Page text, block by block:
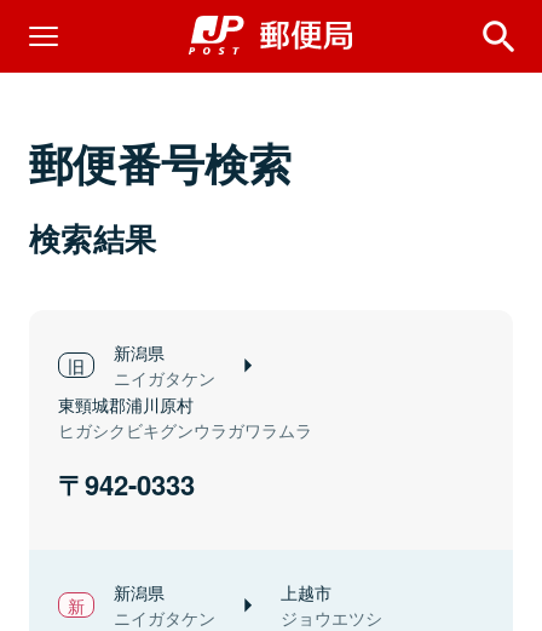
郵便番号検索
検索結果
新潟県
ニイガタケン
東頸城郡浦川原村
ヒガシクビキグンウラガワラムラ
942-0333
新潟県
ニイガタケン
上越市
ジョウエツシ